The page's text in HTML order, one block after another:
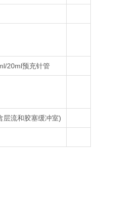
20ml预充针管
流和胶塞缓冲室)